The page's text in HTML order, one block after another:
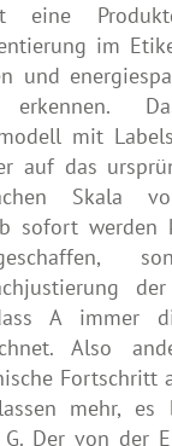
eine
im
und
mit
auf das
Skala
sofort werden
A immer
Also
Fortschritt
mehr,
Der von der